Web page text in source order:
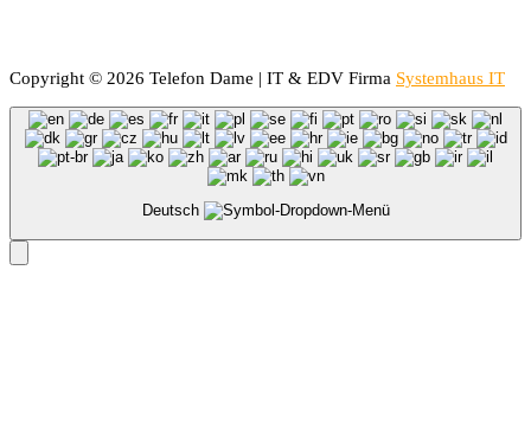
Copyright © 2026 Telefon Dame | IT & EDV Firma Systemhaus IT
Deutsch